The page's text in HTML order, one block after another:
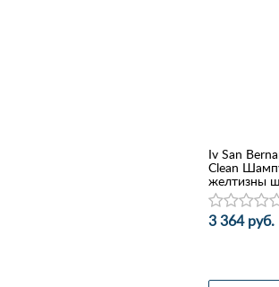
Iv San
Clean
желтизны
3 364 руб.